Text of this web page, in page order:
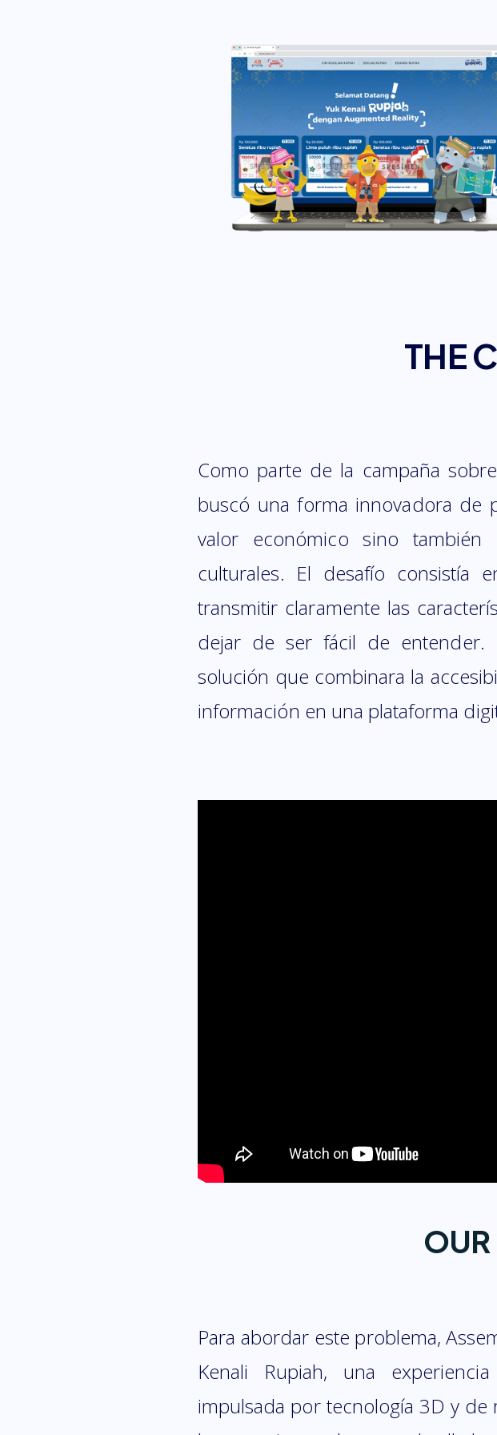
THE
Como parte de la campaña
buscó una forma innovadora de
valor económico sino
culturales. El desafío consistía
transmitir claramente las
dejar de ser fácil de entender.
solución que combinara la
información en una plataforma
Para abordar este problema,
Kenali Rupiah, una
impulsada por tecnología 3D y de